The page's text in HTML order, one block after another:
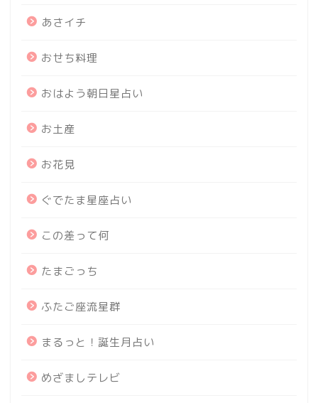
あさイチ
おせち料理
おはよう朝日星占い
お土産
お花見
ぐでたま星座占い
この差って何
たまごっち
ふたご座流星群
まるっと！誕生月占い
めざましテレビ